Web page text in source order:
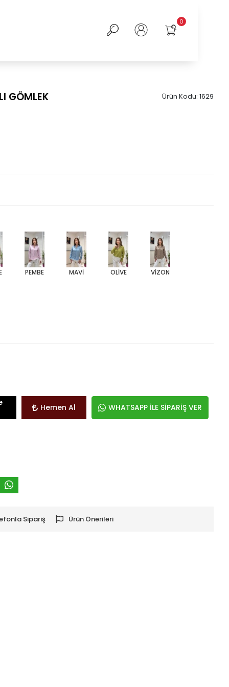
0
GÖMLEK Ürün Kodu: 1629
PEMBE MAVİ OLİVE VİZON
Hemen Al WHATSAPP İLE SİPARİŞ VER
Sipariş Ürün Önerileri